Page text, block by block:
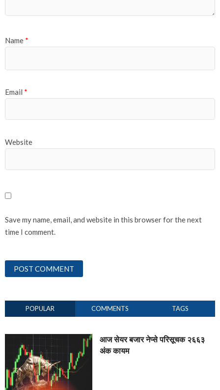
Name *
Email *
Website
Save my name, email, and website in this browser for the next
time I comment.
POPULAR COMMENTS TAGS
आज सेयर बजार नेप्से परिसूचक २६६३
अंक कायम